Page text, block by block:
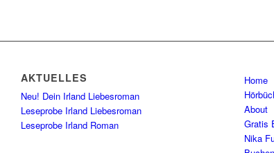
AKTUELLES
Neu! Dein Irland Liebesroman
Leseprobe Irland Liebesroman
Leseprobe Irland Roman
Home
About
Gratis
Nika